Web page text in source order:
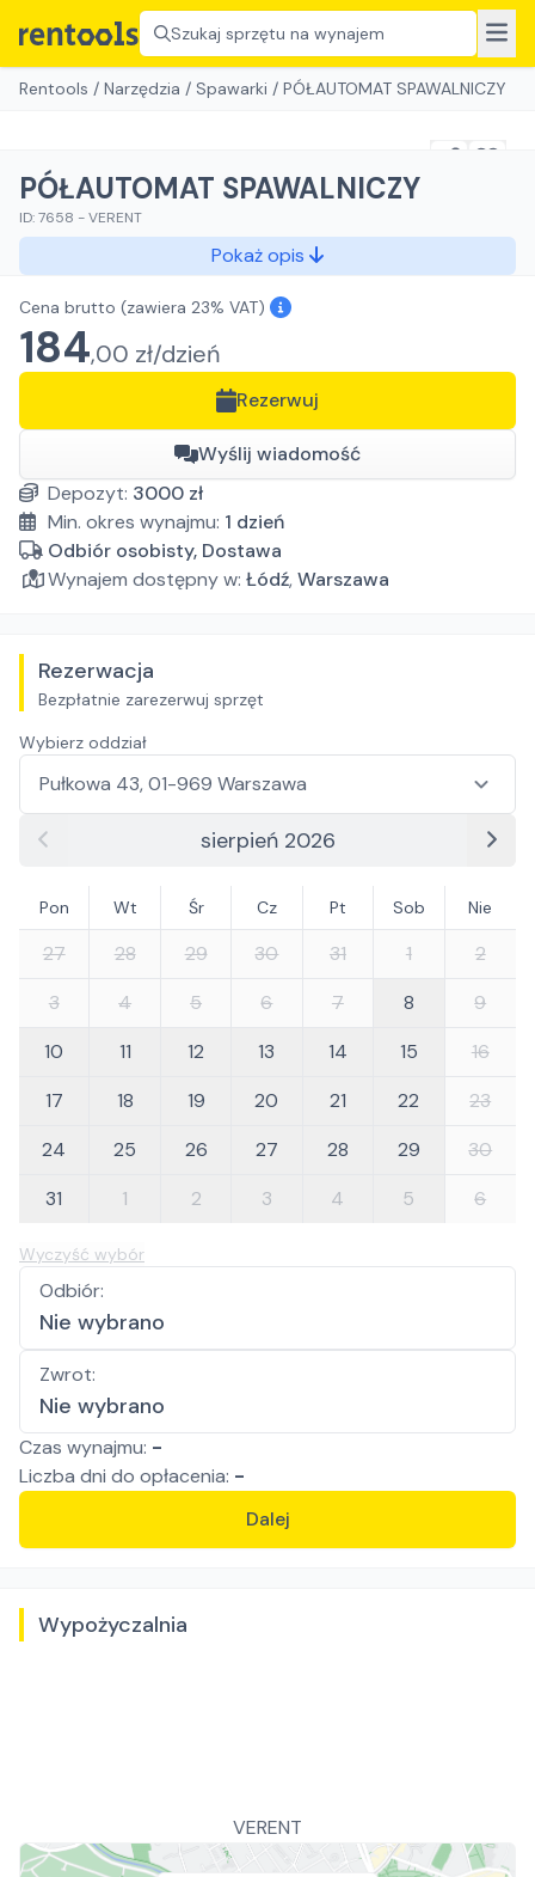
Szukaj sprzętu na wynajem
Rentools / Narzędzia / Spawarki / PÓŁAUTOMAT SPAWALNICZY
PÓŁAUTOMAT SPAWALNICZY
ID:7658 -VERENT
Pokaż opis
Cena brutto (zawiera 23% VAT)
184,00 zł/dzień
Rezerwuj
Wyślij wiadomość
Depozyt: 3000 zł
Min. okres wynajmu: 1 dzień
Odbiór osobisty, Dostawa
Wynajem dostępny w: Łódź,Warszawa
Rezerwacja
Bezpłatnie zarezerwuj sprzęt
Wybierz oddział
sierpień 2026
Pon Wt Śr Cz Pt Sob Nie
27 28 29 30 31 1
2
3
4 5 6 7 8
9
10
11 12 13 14 15
16
17
18 19 20 21 22
23
24
25 26 27 28 29
30
31
1 2 3 4 5 6
Wyczyść wybór
Odbiór:
Nie wybrano
Zwrot:
Nie wybrano
Czas wynajmu: -
Liczba dni do opłacenia: -
Dalej
Wypożyczalnia
VERENT